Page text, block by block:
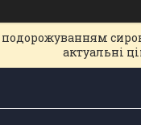
подорожуванням
актуальні